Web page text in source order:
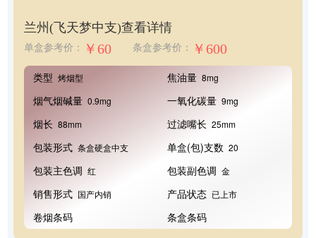
兰州(飞天梦中支)查看详情
单盒参考价： ￥60 条盒参考价： ￥600
类型 烤烟型 焦油量 8mg
烟气烟碱量 0.9mg 一氧化碳量 9mg
烟长 88mm 过滤嘴长 25mm
包装形式 条盒硬盒中支 单盒(包)支数 20
包装主色调 红 包装副色调 金
销售形式 国产内销 产品状态 已上市
卷烟条码 条盒条码